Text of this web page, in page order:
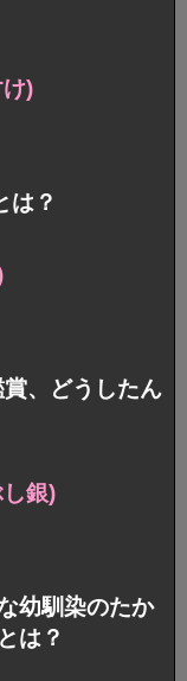
)
は？
、どうしたん
銀)
幼馴染のたか
は？